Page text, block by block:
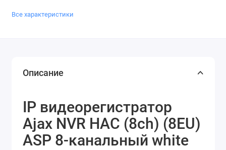
Все характеристики
Описание
IP видеорегистратор
Ajax NVR HAC (8ch) (8EU)
ASP 8-канальный white